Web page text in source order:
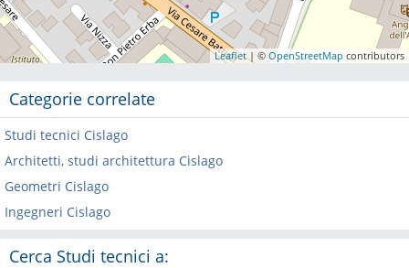
Leaflet| © OpenStreetMap contributors
Categorie correlate
Studi tecnici Cislago
Architetti, studi architettura Cislago
Geometri Cislago
Ingegneri Cislago
Cerca Studi tecnici a: